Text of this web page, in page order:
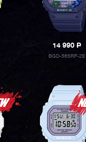
14 990 P
BGD-565RP-2E